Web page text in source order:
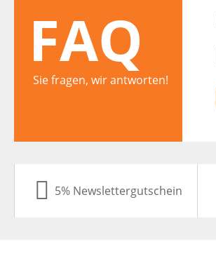
FAQ
Sie fragen, wir antworten!
5% Newslettergutschein